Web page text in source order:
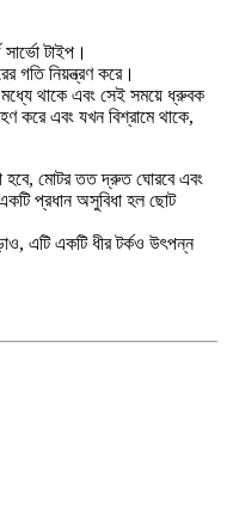
টাইপ।
গতি নিয়ন্ত্রণ করে।
থাকে এবং সেই সময়ে ধ্রুবক
করে এবং যখন বিশ্রামে থাকে,
হবে, মোটর তত দ্রুত ঘোরবে এবং
প্রধান অসুবিধা হল ছোট
এটি একটি ধীর টর্কও উৎপন্ন